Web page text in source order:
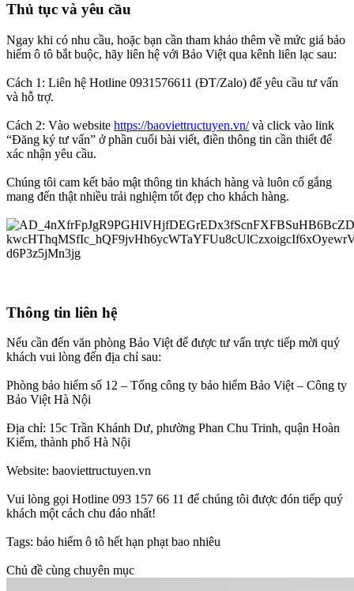
Thủ tục và yêu cầu​
Ngay khi có nhu cầu, hoặc bạn cần tham khảo thêm về mức giá bảo
hiểm ô tô bắt buộc, hãy liên hệ với Bảo Việt qua kênh liên lạc sau:
Cách 1: Liên hệ Hotline 0931576611 (ĐT/Zalo) để yêu cầu tư vấn
và hỗ trợ.
Cách 2: Vào website https://baoviettructuyen.vn/và click vào link
“Đăng ký tư vấn” ở phần cuối bài viết, điền thông tin cần thiết để
xác nhận yêu cầu.
Chúng tôi cam kết bảo mật thông tin khách hàng và luôn cố gắng
mang đến thật nhiều trải nghiệm tốt đẹp cho khách hàng.
Thông tin liên hệ​
Nếu cần đến văn phòng Bảo Việt để được tư vấn trực tiếp mời quý
khách vui lòng đến địa chỉ sau:
Phòng bảo hiểm số 12 – Tổng công ty bảo hiểm Bảo Việt – Công ty
Bảo Việt Hà Nội
Địa chỉ: 15c Trần Khánh Dư, phường Phan Chu Trinh, quận Hoàn
Kiếm, thành phố Hà Nội
Website: baoviettructuyen.vn
Vui lòng gọi Hotline 093 157 66 11 để chúng tôi được đón tiếp quý
khách một cách chu đáo nhất!
Tags: bảo hiểm ô tô hết hạn phạt bao nhiêu
Chủ đề cùng chuyên mục